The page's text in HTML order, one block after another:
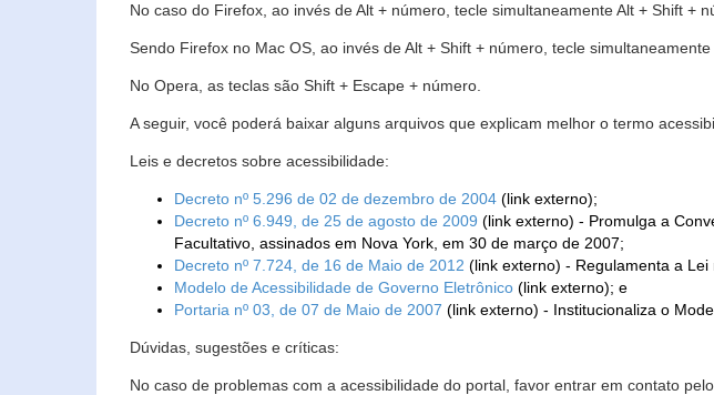
No caso do Firefox, ao invés de Alt + número, tecle simultaneamente Alt + Shift +
Sendo Firefox no Mac OS, ao invés de Alt + Shift + número, tecle
No Opera, as teclas são Shift + Escape + número.
A seguir, você poderá baixar alguns arquivos que explicam melhor o termo
Leis e decretos sobre acessibilidade:
Decreto nº 5.296 de 02 de dezembro de 2004 (link externo);
Decreto nº 6.949, de 25 de agosto de 2009 (link externo) - Promulga a
Facultativo, assinados em Nova York, em 30 de março de 2007;
Decreto nº 7.724, de 16 de Maio de 2012 (link externo) - Regulamenta a
Modelo de Acessibilidade de Governo Eletrônico (link externo); e
Portaria nº 03, de 07 de Maio de 2007 (link externo) - Institucionaliza o
Dúvidas, sugestões e críticas:
No caso de problemas com a acessibilidade do portal, favor entrar em contato